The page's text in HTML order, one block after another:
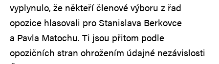
vyplynulo, že někteří členové výboru z řad
opozice hlasovali pro Stanislava Berkovce
a Pavla Matochu. Ti jsou přitom podle
opozičních stran ohrožením údajné nezávislosti